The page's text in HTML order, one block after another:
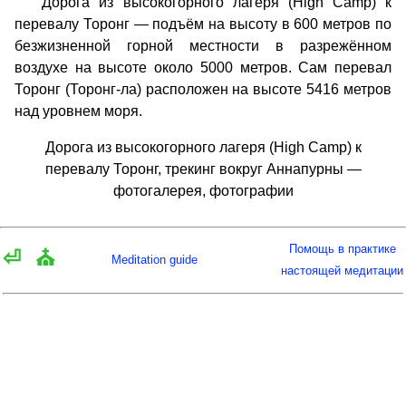
перевалу Торонг — подъём на высоту в 600 метров по
безжизненной горной местности в разрежённом
воздухе на высоте около 5000 метров. Сам перевал
Торонг (Торонг-ла) расположен на высоте 5416 метров
над уровнем моря.
Дорога из высокогорного лагеря (High Camp) к
перевалу Торонг, трекинг вокруг Аннапурны —
фотогалерея, фотографии
⏎ ⛪ Meditation guide
Помощь в практике
настоящей медитации